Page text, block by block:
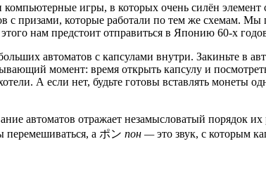
компьютерные игры, в которых очень силён
с призами, которые работали по тем же схемам. Мы
нам предстоит отправиться в Японию 60-х
автоматов с капсулами внутри. Закиньте в
момент: время открыть капсулу и
А если нет, будьте готовы вставлять монеты
автоматов отражает незамысловатый порядок
перемешиваться, а ポン пон —это звук, с которым